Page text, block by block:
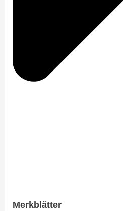
​Merkblätter